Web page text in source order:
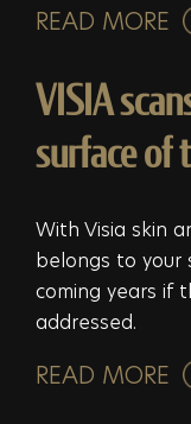
READ MORE
VISIA
surface of
With Visia skin
belongs to
coming years if
addressed.
READ MORE